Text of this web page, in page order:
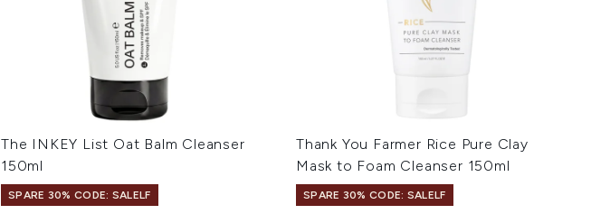
The INKEY List Oat Balm Cleanser
150ml
SPARE 30% CODE: SALELF
Thank You Farmer Rice Pure Clay
Mask to Foam Cleanser 150ml
SPARE 30% CODE: SALELF